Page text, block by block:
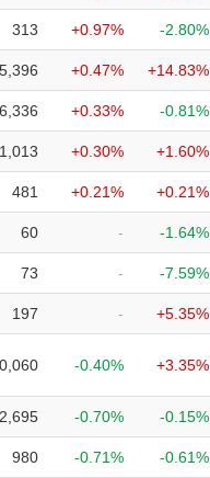
313 +0.97% -2.80%
5,396 +0.47% +14.83%
6,336 +0.33% -0.81%
1,013 +0.30% +1.60%
481 +0.21% +0.21%
60 - -1.64%
73 - -7.59%
197 - +5.35%
-0.40% +3.35%
2,695 -0.70% -0.15%
980 -0.71% -0.61%